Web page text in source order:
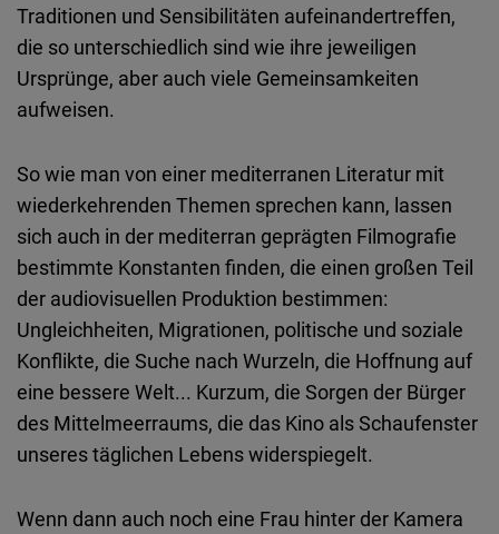
Traditionen und Sensibilitäten aufeinandertreffen,
die so unterschiedlich sind wie ihre jeweiligen
Ursprünge, aber auch viele Gemeinsamkeiten
aufweisen.
So wie man von einer mediterranen Literatur mit
wiederkehrenden Themen sprechen kann, lassen
sich auch in der mediterran geprägten Filmografie
bestimmte Konstanten finden, die einen großen Teil
der audiovisuellen Produktion bestimmen:
Ungleichheiten, Migrationen, politische und soziale
Konflikte, die Suche nach Wurzeln, die Hoffnung auf
eine bessere Welt... Kurzum, die Sorgen der Bürger
des Mittelmeerraums, die das Kino als Schaufenster
unseres täglichen Lebens widerspiegelt.
Wenn dann auch noch eine Frau hinter der Kamera
Flickr
Embed
Newsletter2go
Podigee
Embed
D.Vinci
Embed
Typeform
Embed